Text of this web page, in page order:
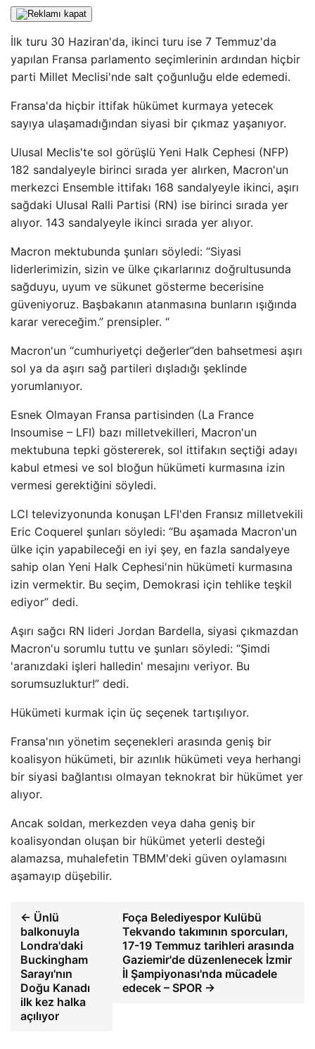
İlk turu 30 Haziran'da, ikinci turu ise 7 Temmuz'da
yapılan Fransa parlamento seçimlerinin ardından hiçbir
parti Millet Meclisi'nde salt çoğunluğu elde edemedi.
Fransa'da hiçbir ittifak hükümet kurmaya yetecek
sayıya ulaşamadığından siyasi bir çıkmaz yaşanıyor.
Ulusal Meclis'te sol görüşlü Yeni Halk Cephesi (NFP)
182 sandalyeyle birinci sırada yer alırken, Macron'un
merkezci Ensemble ittifakı 168 sandalyeyle ikinci, aşırı
sağdaki Ulusal Ralli Partisi (RN) ise birinci sırada yer
alıyor. 143 sandalyeyle ikinci sırada yer alıyor.
Macron mektubunda şunları söyledi: “Siyasi
liderlerimizin, sizin ve ülke çıkarlarınız doğrultusunda
sağduyu, uyum ve sükunet gösterme becerisine
güveniyoruz. Başbakanın atanmasına bunların ışığında
karar vereceğim.” prensipler. “
Macron'un “cumhuriyetçi değerler”den bahsetmesi aşırı
sol ya da aşırı sağ partileri dışladığı şeklinde
yorumlanıyor.
Esnek Olmayan Fransa partisinden (La France
Insoumise – LFI) bazı milletvekilleri, Macron'un
mektubuna tepki göstererek, sol ittifakın seçtiği adayı
kabul etmesi ve sol bloğun hükümeti kurmasına izin
vermesi gerektiğini söyledi.
LCI televizyonunda konuşan LFI'den Fransız milletvekili
Eric Coquerel şunları söyledi: “Bu aşamada Macron'un
ülke için yapabileceği en iyi şey, en fazla sandalyeye
sahip olan Yeni Halk Cephesi'nin hükümeti kurmasına
izin vermektir. Bu seçim, Demokrasi için tehlike teşkil
ediyor” dedi.
Aşırı sağcı RN lideri Jordan Bardella, siyasi çıkmazdan
Macron'u sorumlu tuttu ve şunları söyledi: “Şimdi
'aranızdaki işleri halledin' mesajını veriyor. Bu
sorumsuzluktur!” dedi.
Hükümeti kurmak için üç seçenek tartışılıyor.
Fransa'nın yönetim seçenekleri arasında geniş bir
koalisyon hükümeti, bir azınlık hükümeti veya herhangi
bir siyasi bağlantısı olmayan teknokrat bir hükümet yer
alıyor.
Ancak soldan, merkezden veya daha geniş bir
koalisyondan oluşan bir hükümet yeterli desteği
alamazsa, muhalefetin TBMM'deki güven oylamasını
aşamayıp düşebilir.
← Ünlü
balkonuyla
Londra'daki
Buckingham
Sarayı'nın
Doğu Kanadı
ilk kez halka
açılıyor
Foça Belediyespor Kulübü
Tekvando takımının sporcuları,
17-19 Temmuz tarihleri ​​arasında
Gaziemir'de düzenlenecek İzmir
İl Şampiyonası'nda mücadele
edecek – SPOR →